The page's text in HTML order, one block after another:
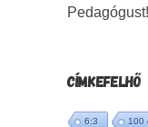
Pedagógust!
CÍMKEFELHŐ
6:3 100